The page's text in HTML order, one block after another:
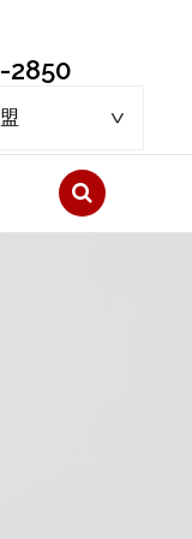
2850